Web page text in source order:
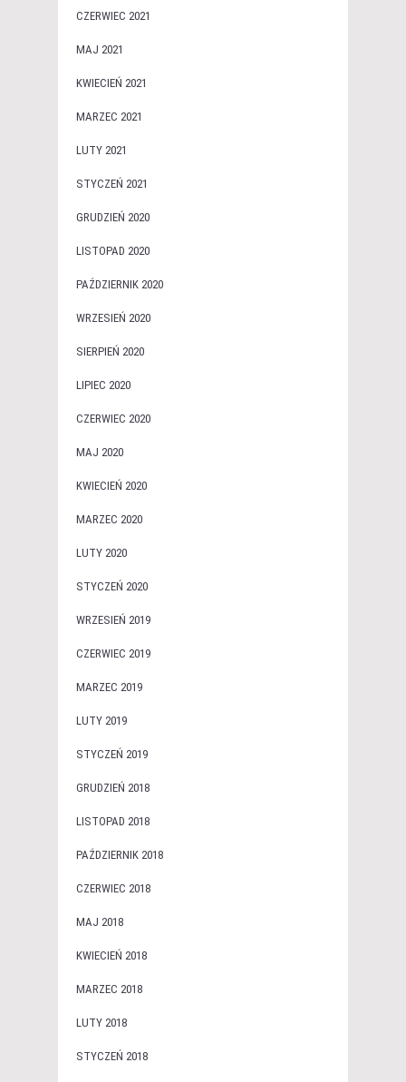
CZERWIEC 2021
MAJ 2021
KWIECIEŃ 2021
MARZEC 2021
LUTY 2021
STYCZEŃ 2021
GRUDZIEŃ 2020
LISTOPAD 2020
PAŹDZIERNIK 2020
WRZESIEŃ 2020
SIERPIEŃ 2020
LIPIEC 2020
CZERWIEC 2020
MAJ 2020
KWIECIEŃ 2020
MARZEC 2020
LUTY 2020
STYCZEŃ 2020
WRZESIEŃ 2019
CZERWIEC 2019
MARZEC 2019
LUTY 2019
STYCZEŃ 2019
GRUDZIEŃ 2018
LISTOPAD 2018
PAŹDZIERNIK 2018
CZERWIEC 2018
MAJ 2018
KWIECIEŃ 2018
MARZEC 2018
LUTY 2018
STYCZEŃ 2018